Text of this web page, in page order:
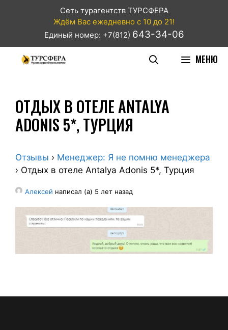
Сеть турагентств ТУРСФЕРА
Ждём Вас ежедневно с 10 до 21!
Единый номер: +7(812) 643-34-06
МЕНЮ
ОТДЫХ В ОТЕЛЕ ANTALYA
ADONIS 5*, ТУРЦИЯ
Отзывы › Менеджер: Я не помню менеджера
› Отдых в отеле Antalya Adonis 5*, Турция
Алексей написал (а) 5 лет назад